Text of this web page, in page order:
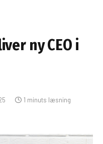
ny CEO i
1 minuts læsning